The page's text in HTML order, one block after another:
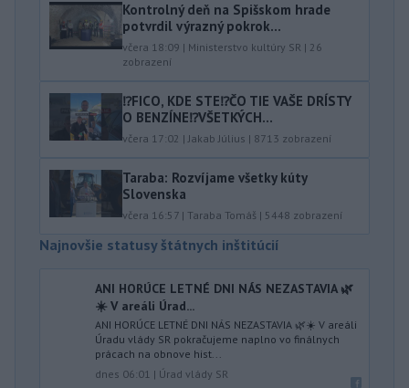
Kontrolný deň na Spišskom hrade
potvrdil výrazný pokrok...
včera 18:09 | Ministerstvo kultúry SR | 26
zobrazení
⁉️FICO, KDE STE⁉️ČO TIE VAŠE DRÍSTY
O BENZÍNE⁉️VŠETKÝCH...
včera 17:02 |Jakab Július | 8713 zobrazení
Taraba: Rozvíjame všetky kúty
Slovenska
včera 16:57 | Taraba Tomáš | 5448 zobrazení
Najnovšie statusy štátnych inštitúcií
ANI HORÚCE LETNÉ DNI NÁS NEZASTAVIA 🌿
☀️ V areáli Úrad...
ANI HORÚCE LETNÉ DNI NÁS NEZASTAVIA 🌿☀️ V areáli
Úradu vlády SR pokračujeme naplno vo finálnych
prácach na obnove hist...
dnes 06:01 | Úrad vlády SR